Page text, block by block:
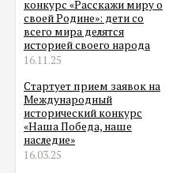
конкурс «Расскажи миру о
своей Родине»: дети со
всего мира делятся
историей своего народа
16.11.25
Стартует прием заявок на
Международный
исторический конкурс
«Наша Победа, наше
наследие»
16.03.25